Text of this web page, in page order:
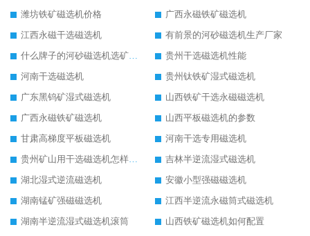
潍坊铁矿磁选机价格
广西永磁铁矿磁选机
江西永磁干选磁选机
有前景的河砂磁选机生产厂家
什么牌子的河砂磁选机选矿效果好
贵州干选磁选机性能
河南干选磁选机
贵州钛铁矿湿式磁选机
广东黑钨矿湿式磁选机
山西铁矿干选永磁磁选机
广西永磁铁矿磁选机
山西平板磁选机的参数
甘肃高梯度平板磁选机
河南干选专用磁选机
贵州矿山用干选磁选机怎样调磁
吉林半逆流湿式磁选机
湖北湿式逆流磁选机
安徽小型强磁磁选机
湖南锰矿强磁磁选机
江西半逆流永磁筒式磁选机
湖南半逆流湿式磁选机滚筒
山西铁矿磁选机如何配置